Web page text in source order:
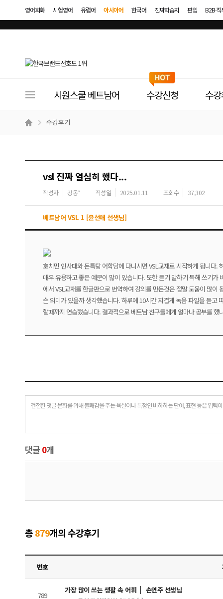
영어회화 시험영어 유럽어 아시아어 한국어 진짜학습지 편입 B2B·
이
메
시원스쿨 베트남어 수강신청 수
수강후기
vsl 진짜 열심히 했다...
작성자 강동* 작성일 2025.01.11 조회수 37,302
베트남어 VSL 1 [윤선애 선생님]
호치민 인사대와 돈특탕 어학당에 다니시면 VSL교재로 시작하게 됩니다
매우 유용하고 좋은 예문이 많이 있습니다. 또한 듣기 말하기 독해 쓰기
에서 VSL교재를 한글판으로 번역하여 강의를 만든것은 정말 도움이 많
슨 의미가 있을까 생각했습니다. 하루에 10시간 지겹게 녹음 파일을 듣고
할때까지 연습했습니다. 결과적으로 베트남 친구들에게 얼마나 공부를
건전한 댓글 문화를 위해 불쾌감을 주는 욕설이나 특정인 비하하는 단어, 표현 등은 입력
댓글 0개
총879개의 수강후기
번호
789
가장 많이 쓰는 생활 속 어휘
손연주 선생님